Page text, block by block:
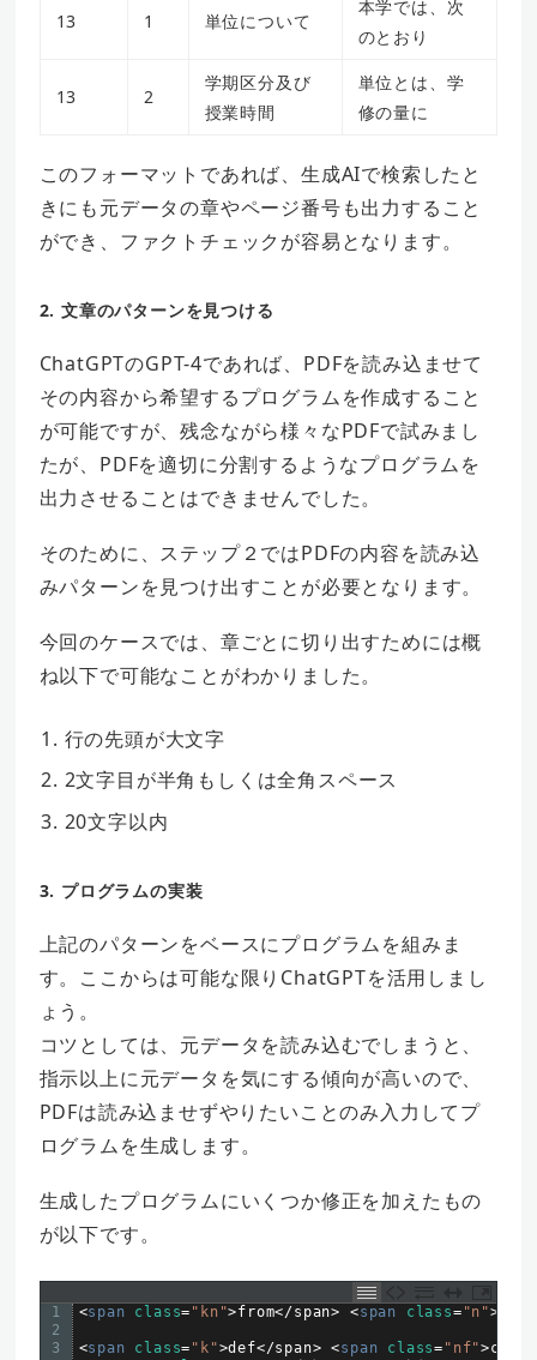
13 1 単位について
本学では、次
のとおり
13 2
学期区分及び
授業時間
単位とは、学
修の量に
このフォーマットであれば、生成AIで検索したと
きにも元データの章やページ番号も出力すること
ができ、ファクトチェックが容易となります。
2. 文章のパターンを見つける
ChatGPTのGPT-4であれば、PDFを読み込ませて
その内容から希望するプログラムを作成すること
が可能ですが、残念ながら様々なPDFで試みまし
たが、PDFを適切に分割するようなプログラムを
出力させることはできませんでした。
そのために、ステップ２ではPDFの内容を読み込
みパターンを見つけ出すことが必要となります。
今回のケースでは、章ごとに切り出すためには概
ね以下で可能なことがわかりました。
行の先頭が大文字
2文字目が半角もしくは全角スペース
20文字以内
3. プログラムの実装
上記のパターンをベースにプログラムを組みま
す。ここからは可能な限りChatGPTを活用しまし
ょう。
コツとしては、元データを読み込むでしまうと、
指示以上に元データを気にする傾向が高いので、
PDFは読み込ませずやりたいことのみ入力してプ
ログラムを生成します。
生成したプログラムにいくつか修正を加えたもの
が以下です。
1
2
3
<span class= "kn">from</span> <span class= "n">
<span class= "k">def</span> <span class= "nf">